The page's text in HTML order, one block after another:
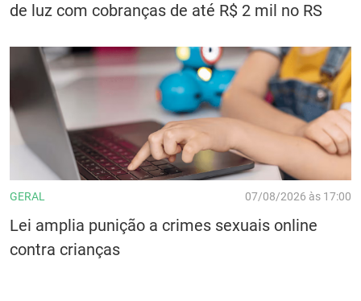
de luz com cobranças de até R$ 2 mil no RS
GERAL 07/08/2026 às 17:00
Lei amplia punição a crimes sexuais online
contra crianças